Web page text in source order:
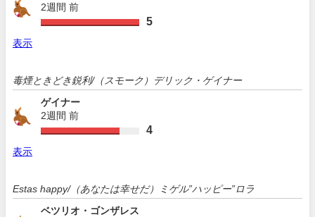
2週間 前
5
表示
毒煙ときどき鋭利/（スモーク）デリック・ゲイナー
ゲイナー
2週間 前
4
表示
Estas happy/（あなたは幸せだ）ミゲル”ハッピー”ロラ
ベツリオ・ゴンザレス